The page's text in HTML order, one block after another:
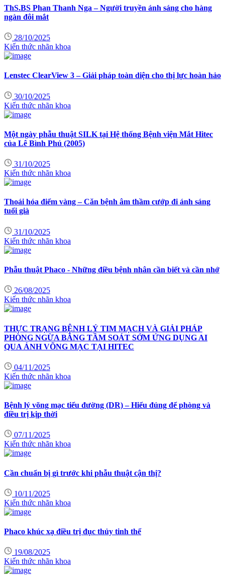
ThS.BS Phan Thanh Nga – Người truyền ánh sáng cho hàng
ngàn đôi mắt
28/10/2025
Kiến thức nhãn khoa
Lenstec ClearView 3 – Giải pháp toàn diện cho thị lực hoàn hảo
30/10/2025
Kiến thức nhãn khoa
Một ngày phẫu thuật SILK tại Hệ thống Bệnh viện Mắt Hitec
của Lê Bình Phú (2005)
31/10/2025
Kiến thức nhãn khoa
Thoái hóa điểm vàng – Căn bệnh âm thầm cướp đi ánh sáng
tuổi già
31/10/2025
Kiến thức nhãn khoa
Phẫu thuật Phaco - Những điều bệnh nhân cần biết và cần nhớ
26/08/2025
Kiến thức nhãn khoa
THỰC TRẠNG BỆNH LÝ TIM MẠCH VÀ GIẢI PHÁP
PHÒNG NGỪA BẰNG TẦM SOÁT SỚM ỨNG DỤNG AI
QUA ẢNH VÕNG MẠC TẠI HITEC
04/11/2025
Kiến thức nhãn khoa
Bệnh lý võng mạc tiểu đường (DR) – Hiểu đúng để phòng và
điều trị kịp thời
07/11/2025
Kiến thức nhãn khoa
Cần chuẩn bị gì trước khi phẫu thuật cận thị?
10/11/2025
Kiến thức nhãn khoa
Phaco khúc xạ điều trị đục thủy tinh thể
19/08/2025
Kiến thức nhãn khoa